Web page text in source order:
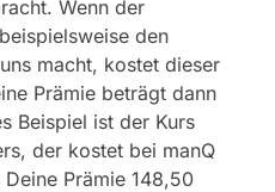
Wenn der
den
macht, kostet dieser
Prämie beträgt dann
Beispiel ist der Kurs
der kostet bei manQ
Prämie 148,50